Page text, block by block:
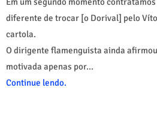
diferente de trocar [o Dorival] pelo
cartola.
O dirigente flamenguista ainda
motivada apenas por...
Continue lendo.